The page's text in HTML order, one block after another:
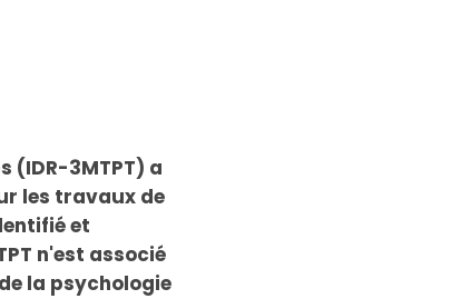
(IDR-3MTPT) a
les travaux de
et
n'est associé
la psychologie